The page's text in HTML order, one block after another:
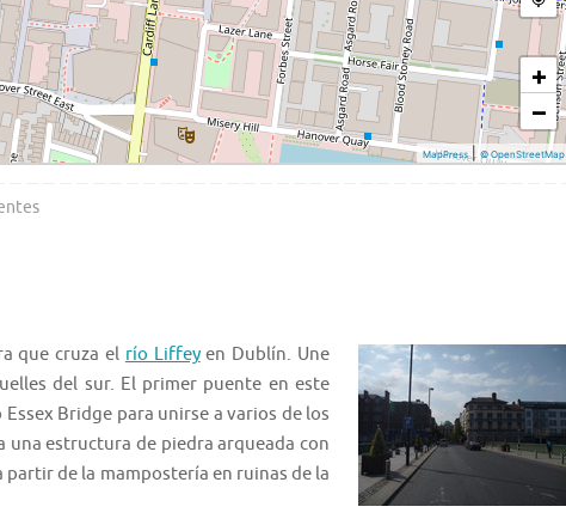
que cruza el río Liffeyen Dublín. Une
del sur. El primer puente en este
Bridge para unirse a varios de los
una estructura de piedra arqueada con
partir de la mampostería en ruinas de la